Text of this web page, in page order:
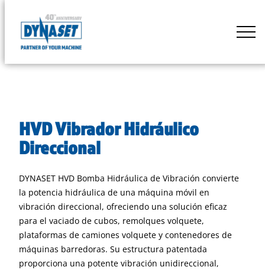
content
DYNASET
by
HVD Vibrador Hidráulico
Direccional
DYNASET HVD Bomba Hidráulica de Vibración convierte
la potencia hidráulica de una máquina móvil en
vibración direccional, ofreciendo una solución eficaz
para el vaciado de cubos, remolques volquete,
plataformas de camiones volquete y contenedores de
máquinas barredoras. Su estructura patentada
proporciona una potente vibración unidireccional,